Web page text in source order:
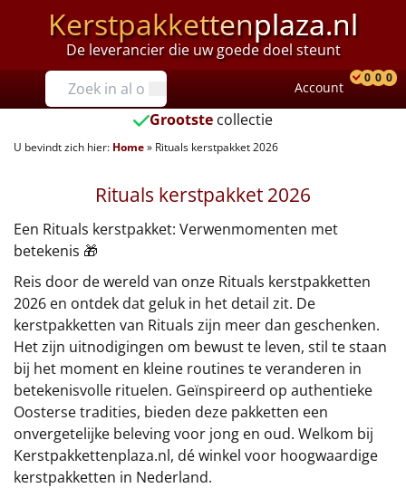
Kerstpakkettenplaza.nl
De leverancier die uw goede doel steunt
Prijzen
Tot €25
€25 tot €35
€35 tot €40
€40 tot €45
€45 tot €50
€50 tot €55
€55 tot €75
€75 tot €100
€100 en hoger
Account
0 0 0
Grootste collectie
U bevindt zich hier: Home» Rituals kerstpakket 2026
Rituals kerstpakket 2026
Een Rituals kerstpakket: Verwenmomenten met
betekenis 🎁
Reis door de wereld van onze Rituals kerstpakketten
2026 en ontdek dat geluk in het detail zit. De
kerstpakketten van Rituals zijn meer dan geschenken.
Het zijn uitnodigingen om bewust te leven, stil te staan
bij het moment en kleine routines te veranderen in
betekenisvolle rituelen. Geïnspireerd op authentieke
Oosterse tradities, bieden deze pakketten een
onvergetelijke beleving voor jong en oud. Welkom bij
Kerstpakkettenplaza.nl, dé winkel voor hoogwaardige
kerstpakketten in Nederland.